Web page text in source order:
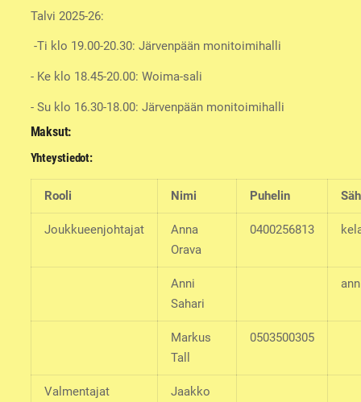
Talvi 2025-26:
-Ti klo 19.00-20.30: Järvenpään monitoimihalli
- Ke klo 18.45-20.00: Woima-sali
- Su klo 16.30-18.00: Järvenpään monitoimihalli
Maksut:
Yhteystiedot:
Rooli Nimi Puhelin
Joukkueenjohtajat
Anna
Orava
0400256813
Anni
Sahari
Markus
Tall
0503500305
Valmentajat
Jaakko